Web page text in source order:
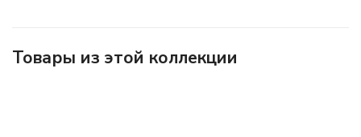
Товары из этой коллекции